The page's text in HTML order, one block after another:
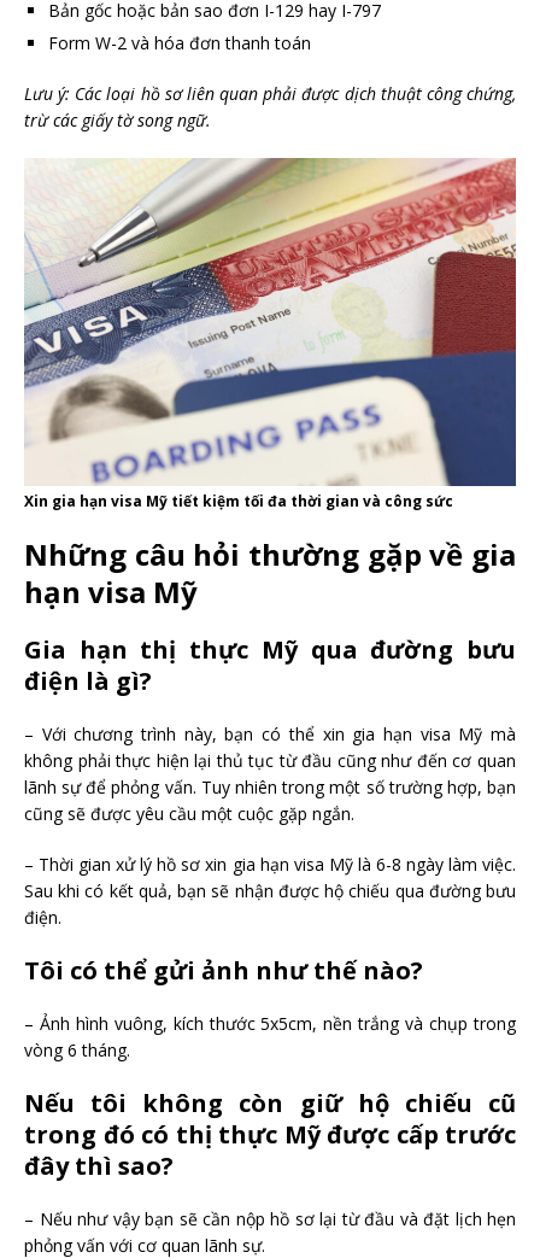
Bản gốc hoặc bản sao đơn I-129 hay I-797
Form W-2 và hóa đơn thanh toán
Lưu ý: Các loại hồ sơ liên quan phải được dịch thuật công chứng,
trừ các giấy tờ song ngữ.
Xin gia hạn visa Mỹ tiết kiệm tối đa thời gian và công sức
Những câu hỏi thường gặp về gia
hạn visa Mỹ
Gia hạn thị thực Mỹ qua đường bưu
điện là gì?
– Với chương trình này, bạn có thể xin gia hạn visa Mỹ mà
không phải thực hiện lại thủ tục từ đầu cũng như đến cơ quan
lãnh sự để phỏng vấn. Tuy nhiên trong một số trường hợp, bạn
cũng sẽ được yêu cầu một cuộc gặp ngắn.
– Thời gian xử lý hồ sơ xin gia hạn visa Mỹ là 6-8 ngày làm việc.
Sau khi có kết quả, bạn sẽ nhận được hộ chiếu qua đường bưu
điện.
Tôi có thể gửi ảnh như thế nào?
– Ảnh hình vuông, kích thước 5x5cm, nền trắng và chụp trong
vòng 6 tháng.
Nếu tôi không còn giữ hộ chiếu cũ
trong đó có thị thực Mỹ được cấp trước
đây thì sao?
– Nếu như vậy bạn sẽ cần nộp hồ sơ lại từ đầu và đặt lịch hẹn
phỏng vấn với cơ quan lãnh sự.